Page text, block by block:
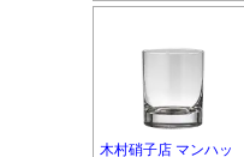
木村硝子店 マンハッ